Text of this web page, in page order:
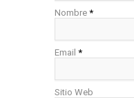
Nombre *
Email *
Sitio Web